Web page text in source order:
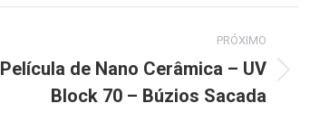
PRÓXIMO
Película de Nano Cerâmica – UV
Block 70 – Búzios Sacada